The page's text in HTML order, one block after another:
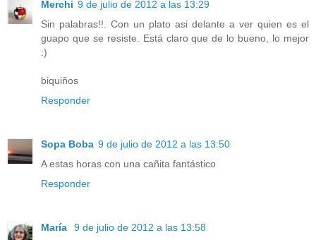
Merchi 9 de julio de 2012 a las 13:29
Sin palabras!!. Con un plato asi delante a ver quien es el
guapo que se resiste. Está claro que de lo bueno, lo mejor
:)
biquiños
Responder
Sopa Boba 9 de julio de 2012 a las 13:50
A estas horas con una cañita fantástico
Responder
María
9 de julio de 2012 a las 13:58